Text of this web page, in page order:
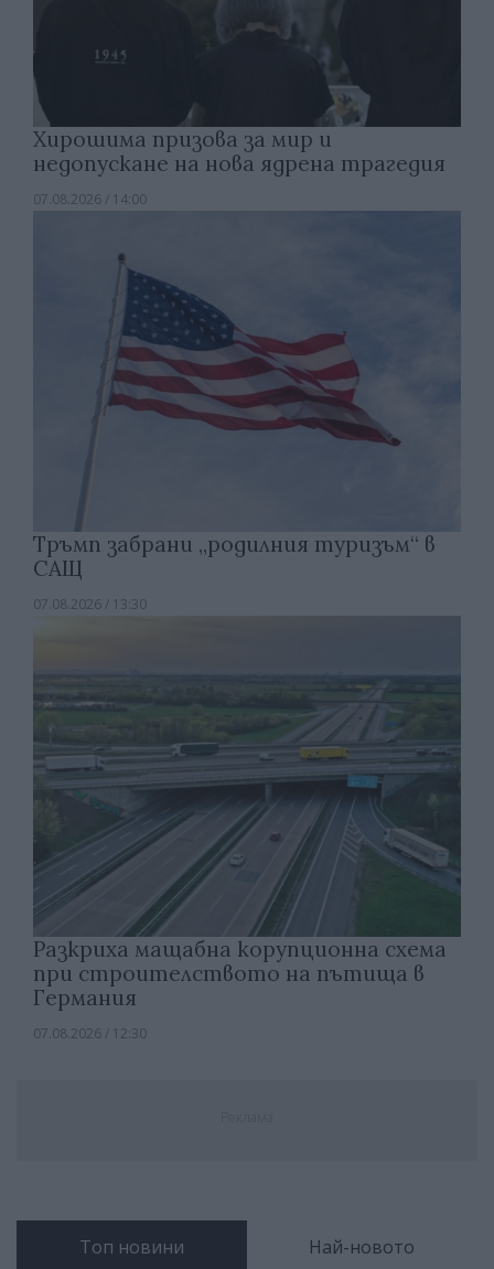
Хирошима призова за мир и
недопускане на нова ядрена трагедия
07.08.2026 / 14:00
Тръмп забрани „родилния туризъм“ в
САЩ
07.08.2026 / 13:30
Разкриха мащабна корупционна схема
при строителството на пътища в
Германия
07.08.2026 / 12:30
Топ новини Най-новото